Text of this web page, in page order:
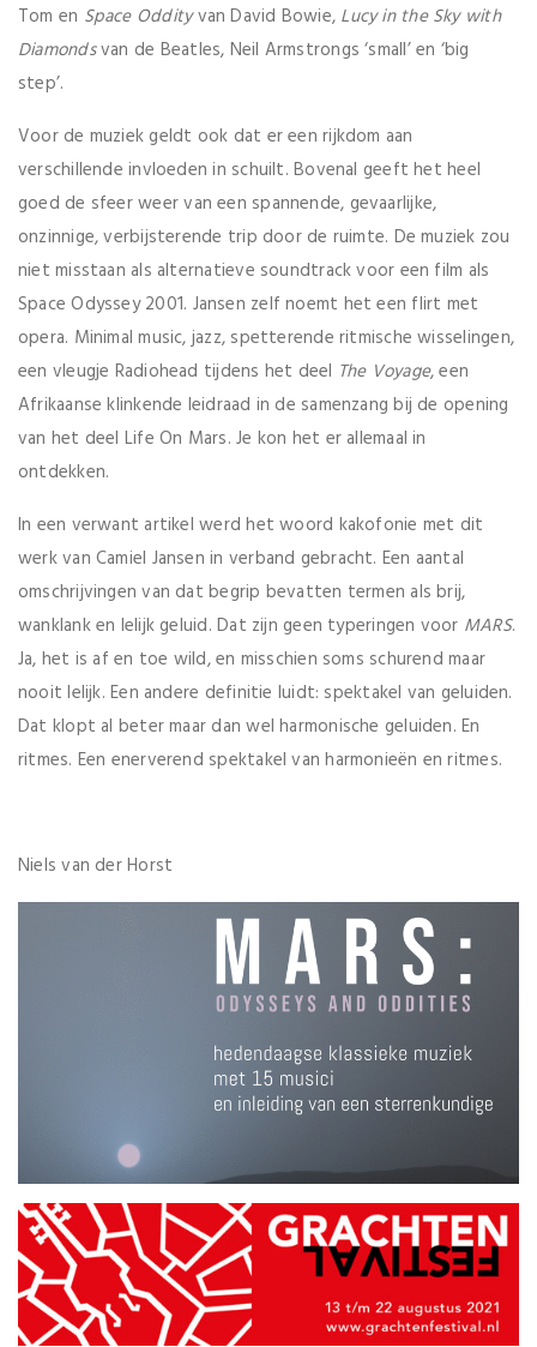
Tom en Space Oddityvan David Bowie, Lucy in the Sky with
Diamondsvan de Beatles, Neil Armstrongs ‘small’ en ‘big
step’.
Voor de muziek geldt ook dat er een rijkdom aan
verschillende invloeden in schuilt. Bovenal geeft het heel
goed de sfeer weer van een spannende, gevaarlijke,
onzinnige, verbijsterende trip door de ruimte. De muziek zou
niet misstaan als alternatieve soundtrack voor een film als
Space Odyssey 2001. Jansen zelf noemt het een flirt met
opera. Minimal music, jazz, spetterende ritmische wisselingen,
een vleugje Radiohead tijdens het deel The Voyage, een
Afrikaanse klinkende leidraad in de samenzang bij de opening
van het deel Life On Mars. Je kon het er allemaal in
ontdekken.
In een verwant artikel werd het woord kakofonie met dit
werk van Camiel Jansen in verband gebracht. Een aantal
omschrijvingen van dat begrip bevatten termen als brij,
wanklank en lelijk geluid. Dat zijn geen typeringen voor MARS.
Ja, het is af en toe wild, en misschien soms schurend maar
nooit lelijk. Een andere definitie luidt: spektakel van geluiden.
Dat klopt al beter maar dan wel harmonische geluiden. En
ritmes. Een enerverend spektakel van harmonieën en ritmes.
Niels van der Horst